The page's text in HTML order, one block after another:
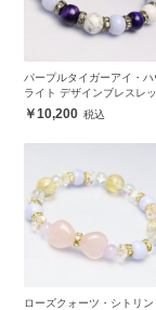
パープルタイガーアイ・ハ
ライト デザインブレスレ
10,200
ローズクォーツ・シトリン